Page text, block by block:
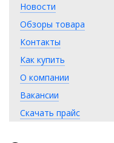
Новости
Обзоры товара
Контакты
Как купить
О компании
Вакансии
Скачать прайс